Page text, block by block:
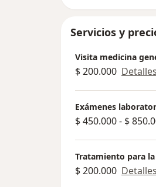
Esencias
del Rosario
TELEFONO DE
Servicios y
Visita medicina
$ 200.000 Detalles
Exámenes
$ 450.000 - $
Tratamiento para
$ 200.000 Detalles